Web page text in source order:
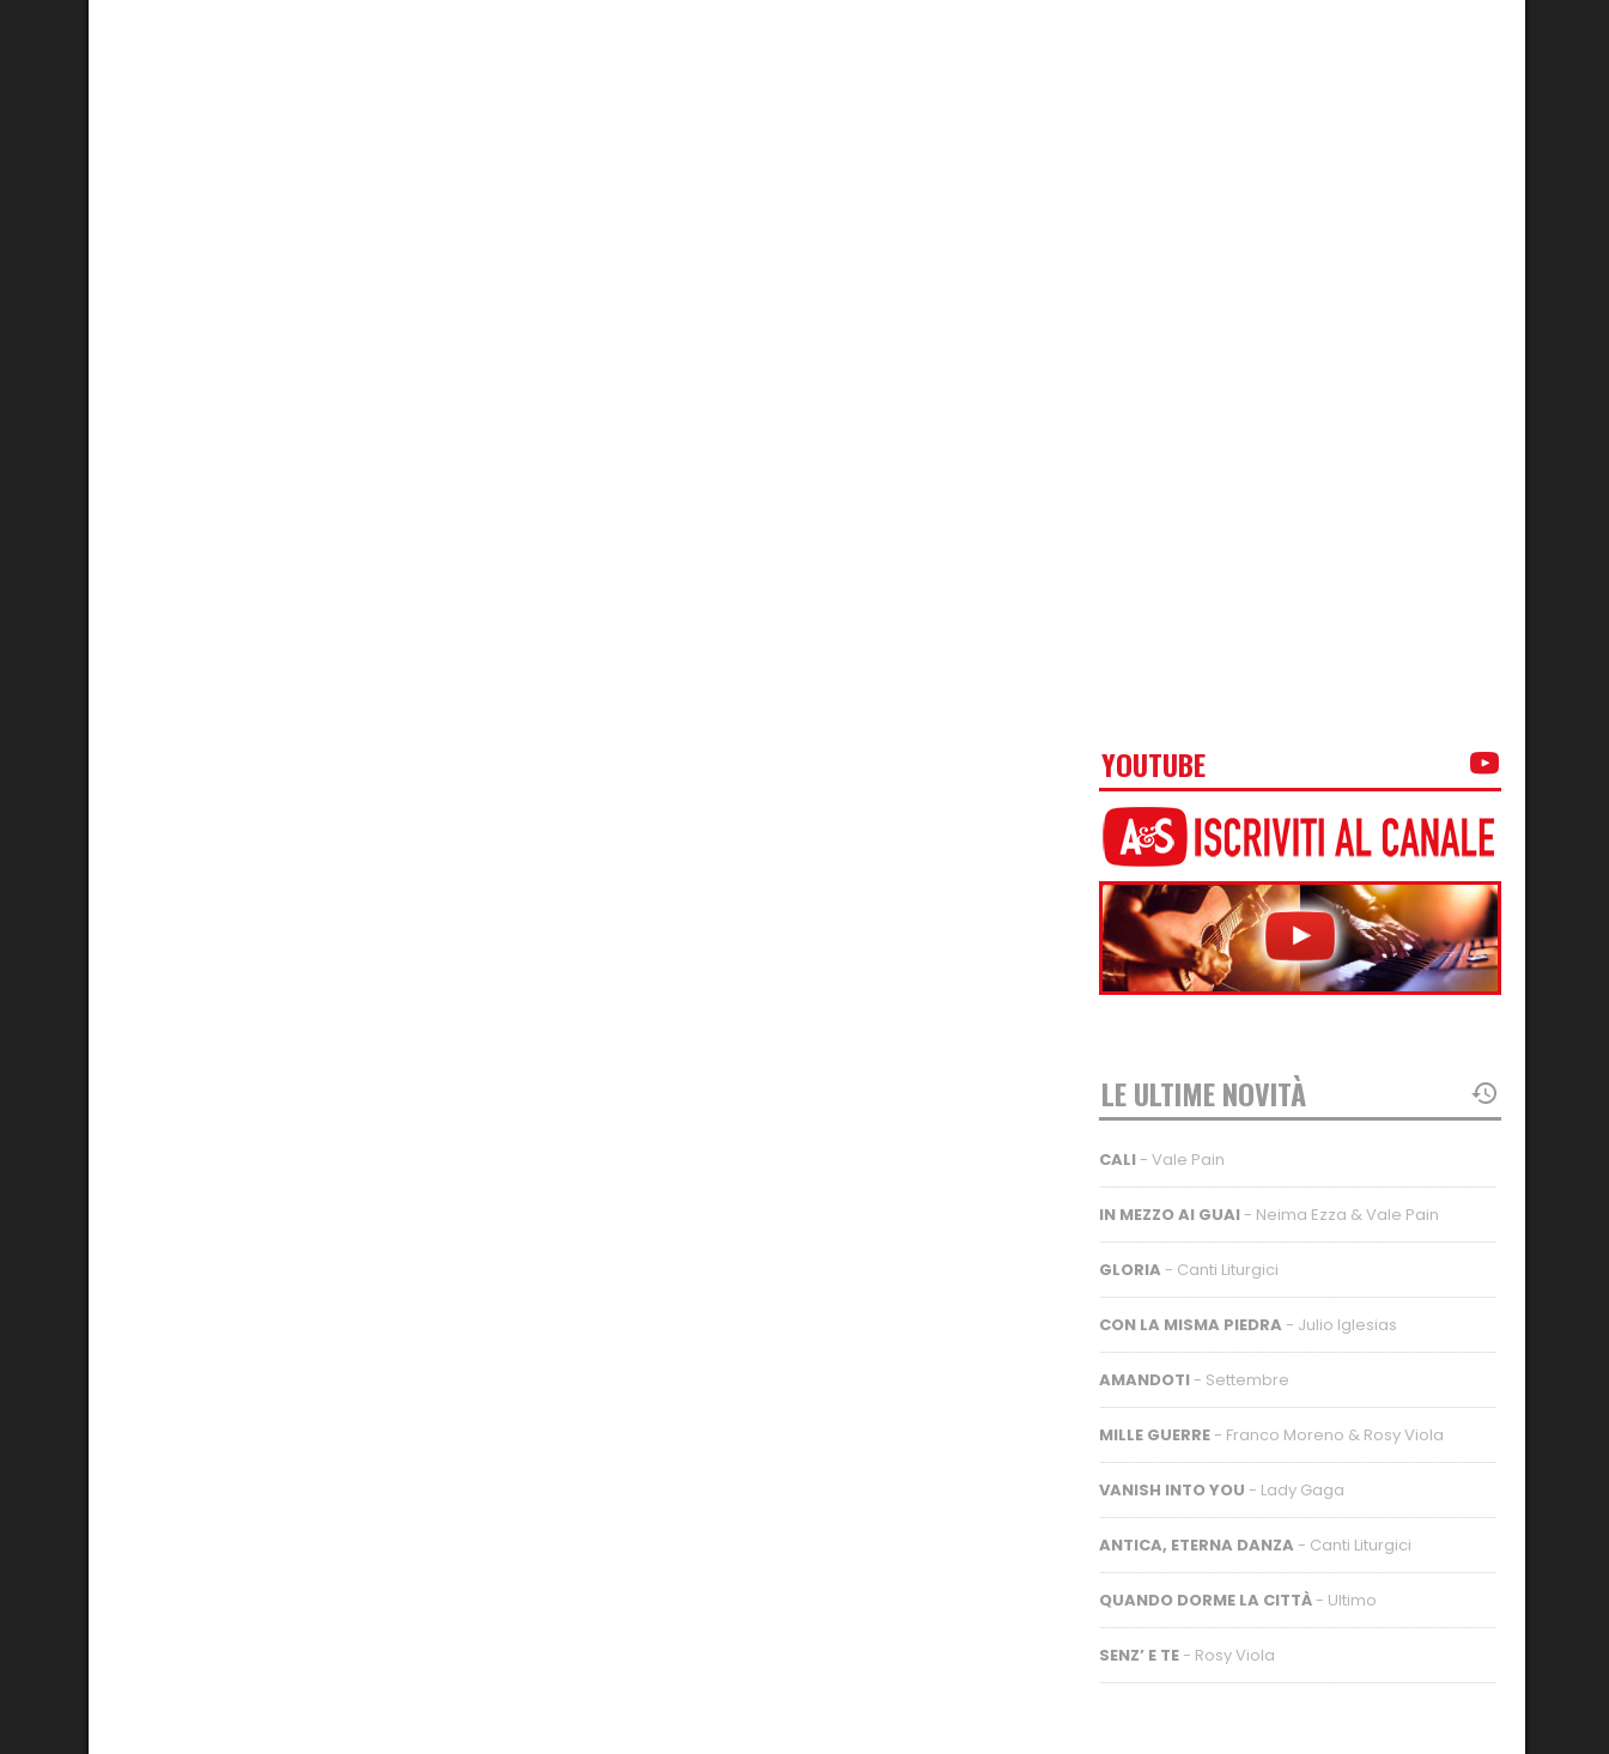
YOUTUBE
LE ULTIME NOVITÀ
CALI - Vale Pain
IN MEZZO AI GUAI - Neima Ezza & Vale Pain
GLORIA - Canti Liturgici
CON LA MISMA PIEDRA - Julio Iglesias
AMANDOTI - Settembre
MILLE GUERRE - Franco Moreno & Rosy Viola
VANISH INTO YOU - Lady Gaga
ANTICA, ETERNA DANZA - Canti Liturgici
QUANDO DORME LA CITTÀ - Ultimo
SENZ’ E TE - Rosy Viola